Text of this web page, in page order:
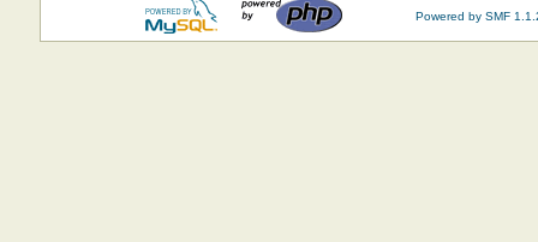
Powered by SMF